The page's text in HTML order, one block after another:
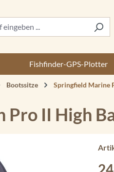
Fishfinder-GPS-Plotter
Bootssitze Springfield Marine
Pro II High